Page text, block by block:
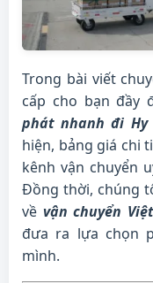
Trong bài viết
cấp cho bạn
phát nhanh đi Hy
hiện, bảng giá chi
kênh vận chuyển
Đồng thời, chúng
về vận chuyển
đưa ra lựa chọn
mình.